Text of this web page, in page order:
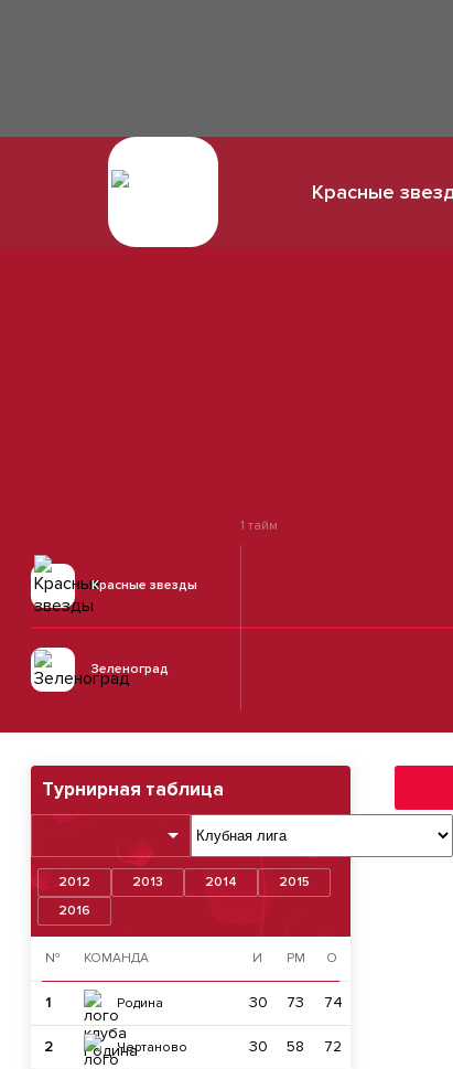
Красные
Красные звезды
1 тайм
Зеленоград
Турнирная таблица
2012 2013 2014
2015
2016
№ КОМАНДА И РМ О
1 Родина 30 73 74
2 Чертаново 30 58 72